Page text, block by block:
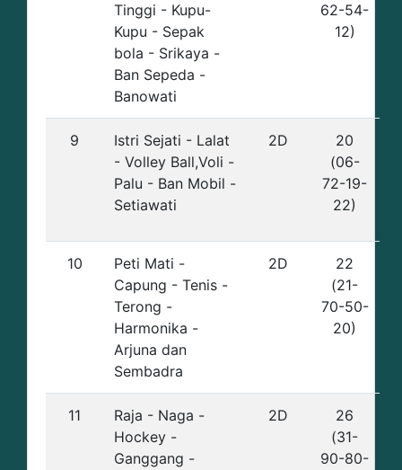
Tinggi - Kupu-
Kupu - Sepak
bola - Srikaya -
Ban Sepeda -
Banowati
62-54-
12)
9
Istri Sejati - Lalat
- Volley Ball,Voli -
Palu - Ban Mobil -
Setiawati
2D
20
(06-
72-19-
22)
10
Peti Mati -
Capung - Tenis -
Terong -
Harmonika -
Arjuna dan
Sembadra
2D
22
(21-
70-50-
20)
11
Raja - Naga -
Hockey -
Ganggang -
2D
26
(31-
90-80-